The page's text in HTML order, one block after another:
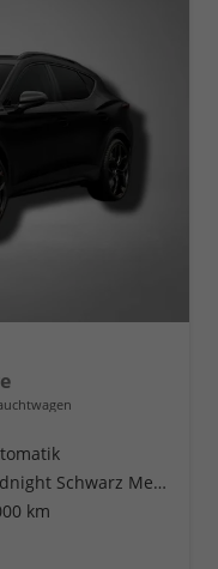
Midnight Schwarz Metallic
km